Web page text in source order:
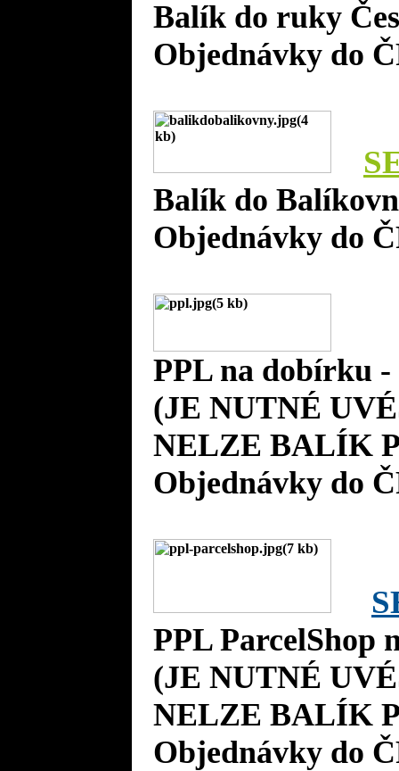
Balík do ruky
Objednávky do
Balík do
Objednávky do
PPL na dobírku
(JE NUTNÉ
NELZE BALÍK
Objednávky do
PPL ParcelShop
(JE NUTNÉ
NELZE BALÍK
Objednávky do